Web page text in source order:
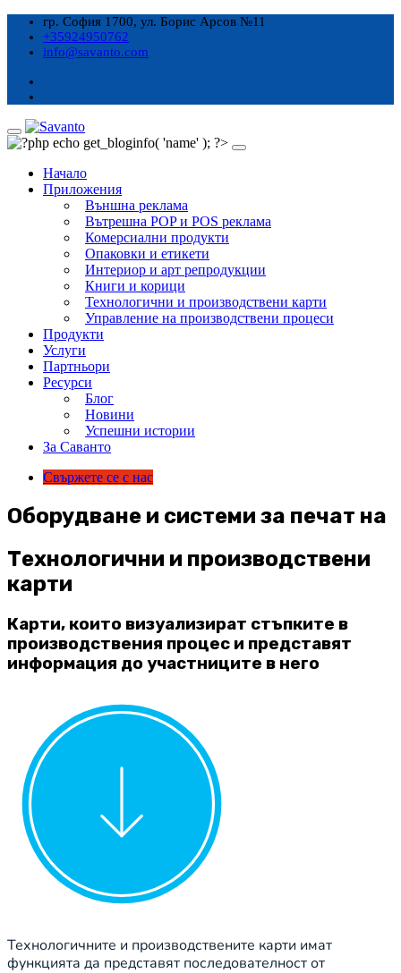
гр. София 1700, ул. Борис Арсов №11
+35924950762
info@savanto.com
Начало
Приложения
Външна реклама
Вътрешна POP и POS реклама
Комерсиални продукти
Опаковки и етикети
Интериор и арт репродукции
Книги и корици
Технологични и производствени карти
Управление на производствени процеси
Продукти
Услуги
Партньори
Ресурси
Блог
Новини
Успешни истории
За Саванто
Свържете се с нас
Оборудване и системи за печат на
Технологични и производствени
карти
Карти, които визуализират стъпките в
производствения процес и представят
информация до участниците в него
Технологичните и производствените карти имат
функцията да представят последователност от